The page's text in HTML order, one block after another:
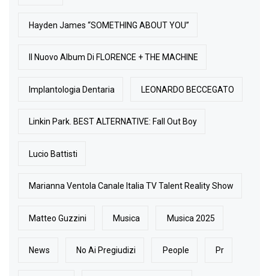
Hayden James “SOMETHING ABOUT YOU”
Il Nuovo Album Di FLORENCE + THE MACHINE
Implantologia Dentaria LEONARDO BECCEGATO
Linkin Park. BEST ALTERNATIVE: Fall Out Boy
Lucio Battisti
Marianna Ventola Canale Italia TV Talent Reality Show
Matteo Guzzini Musica Musica 2025
News No Ai Pregiudizi People Pr